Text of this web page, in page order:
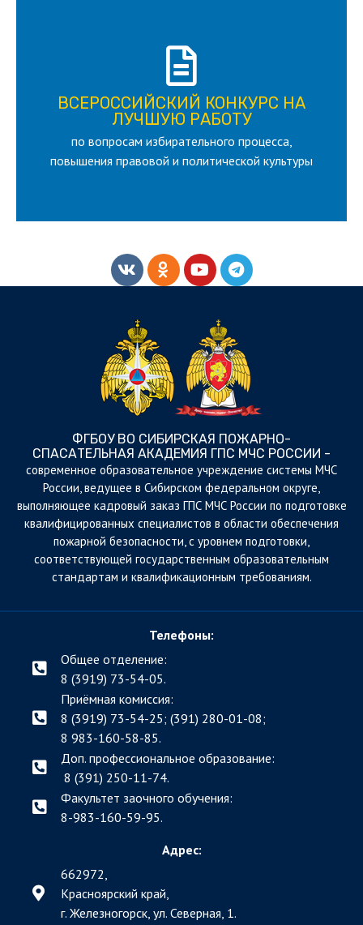
ВСЕРОССИЙСКИЙ КОНКУРС НА
ЛУЧШУЮ РАБОТУ
по вопросам избирательного процесса,
повышения правовой и политической культуры
ВСЕРОССИЙСКИЙ КОНКУРС НА
ЛУЧШУЮ РАБОТУ
для лица старше 18 и моложе 35 лет
ПОДРОБНЕЕ
ФГБОУ ВО СИБИРСКАЯ ПОЖАРНО-
СПАСАТЕЛЬНАЯ АКАДЕМИЯ ГПС МЧС РОССИИ -
cовременное образовательное учреждение системы МЧС
России, ведущее в Сибирском федеральном округе,
выполняющее кадровый заказ ГПС МЧС России по подготовке
квалифицированных специалистов в области обеспечения
пожарной безопасности, с уровнем подготовки,
соответствующей государственным образовательным
стандартам и квалификационным требованиям.
Телефоны:
Общее отделение:
8 (3919) 73-54-05.
Приёмная комиссия:
8 (3919) 73-54-25; (391) 280-01-08;
8 983-160-58-85.
Доп. профессиональное образование:
8 (391) 250-11-74.
Факультет заочного обучения:
8-983-160-59-95.
Адрес:
662972,
Красноярский край,
г. Железногорск, ул. Северная, 1.